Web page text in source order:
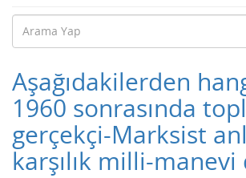
Aşağıdakilerden
1960 sonrasında
gerçekçi-Marksist
karşılık milli-manevi